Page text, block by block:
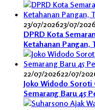
23/07/202623/07/2026
DPRD Kota
Ketahanan Pangan,
22/07/202622/07/
Joko Widodo Soroti
Semarang Baru 45